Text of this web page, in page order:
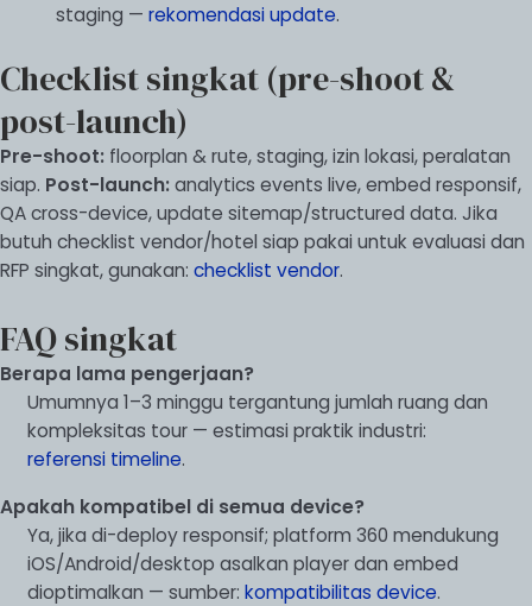
staging — rekomendasi update.
Checklist singkat (pre-shoot &
post-launch)
Pre-shoot: floorplan & rute, staging, izin lokasi, peralatan
siap. Post-launch:analytics events live, embed responsif,
QA cross-device, update sitemap/structured data. Jika
butuh checklist vendor/hotel siap pakai untuk evaluasi dan
RFP singkat, gunakan: checklist vendor.
FAQ singkat
Berapa lama pengerjaan?
Umumnya 1–3 minggu tergantung jumlah ruang dan
kompleksitas tour — estimasi praktik industri:
referensi timeline.
Apakah kompatibel di semua device?
Ya, jika di-deploy responsif; platform 360 mendukung
iOS/Android/desktop asalkan player dan embed
dioptimalkan — sumber:kompatibilitas device.